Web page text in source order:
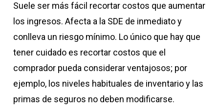
Suele ser más fácil recortar costos que aumentar
los ingresos. Afecta a la SDE de inmediato y
conlleva un riesgo mínimo. Lo único que hay que
tener cuidado es recortar costos que el
comprador pueda considerar ventajosos; por
ejemplo, los niveles habituales de inventario y las
primas de seguros no deben modificarse.